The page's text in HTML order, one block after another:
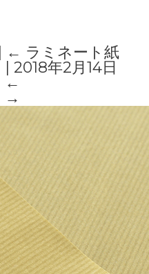
← ラミネート紙
2018年2月14日
←
→